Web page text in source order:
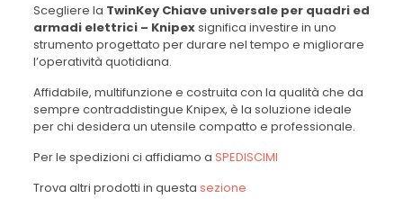
Scegliere la TwinKey Chiave universale per quadri ed
armadi elettrici – Knipexsignifica investire in uno
strumento progettato per durare nel tempo e migliorare
l’operatività quotidiana.
Affidabile, multifunzione e costruita con la qualità che da
sempre contraddistingue Knipex, è la soluzione ideale
per chi desidera un utensile compatto e professionale.
Per le spedizioni ci affidiamo a SPEDISCIMI
Trova altri prodotti in questa sezione